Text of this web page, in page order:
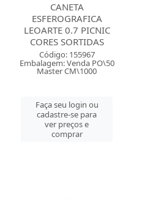
CANETA
ESFEROGRAFICA
LEOARTE 0.7 PICNIC
CORES SORTIDAS
Código: 155967
Embalagem: Venda PO\50
Master CM\1000
Faça seu login ou
cadastre-se para
ver preços e
comprar